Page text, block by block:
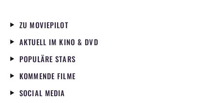
ZU MOVIEPILOT
AKTUELL IM KINO & DVD
POPULÄRE STARS
KOMMENDE FILME
SOCIAL MEDIA